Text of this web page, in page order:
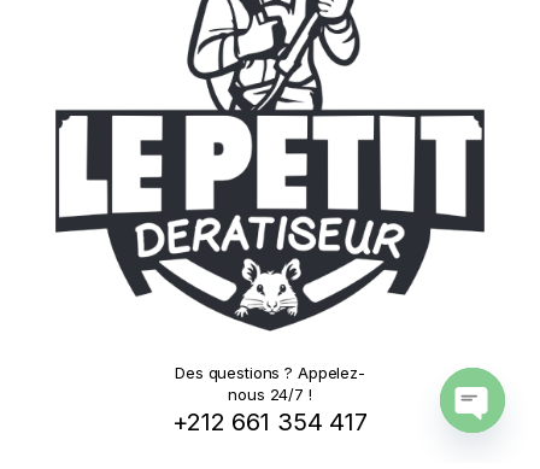
Des questions ? Appelez-
nous 24/7 !
+212 661 354 417